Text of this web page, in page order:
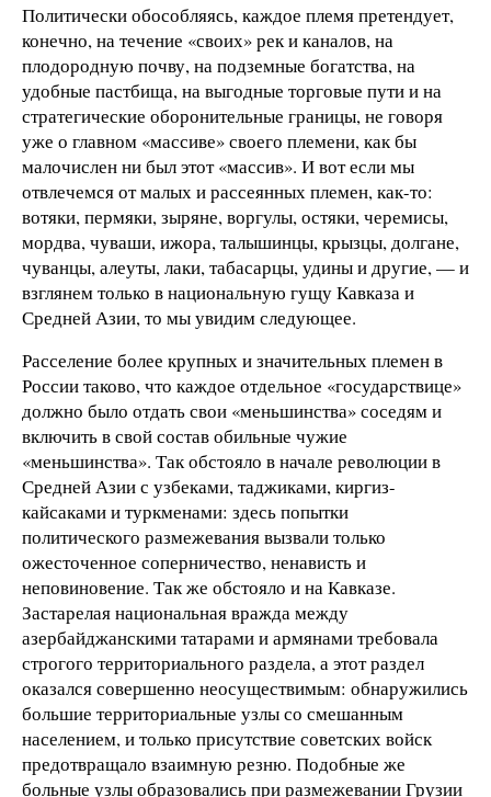
Политически обособляясь, каждое племя претендует,
конечно, на течение «своих» рек и каналов, на
плодородную почву, на подземные богатства, на
удобные пастбища, на выгодные торговые пути и на
стратегические оборонительные границы, не говоря
уже о главном «массиве» своего племени, как бы
малочислен ни был этот «массив». И вот если мы
отвлечемся от малых и рассеянных племен, как-то:
вотяки, пермяки, зыряне, воргулы, остяки, черемисы,
мордва, чуваши, ижора, талышинцы, крызцы, долгане,
чуванцы, алеуты, лаки, табасарцы, удины и другие, — и
взглянем только в национальную гущу Кавказа и
Средней Азии, то мы увидим следующее.
Расселение более крупных и значительных племен в
России таково, что каждое отдельное «государствице»
должно было отдать свои «меньшинства» соседям и
включить в свой состав обильные чужие
«меньшинства». Так обстояло в начале революции в
Средней Азии с узбеками, таджиками, киргиз-
кайсаками и туркменами: здесь попытки
политического размежевания вызвали только
ожесточенное соперничество, ненависть и
неповиновение. Так же обстояло и на Кавказе.
Застарелая национальная вражда между
азербайджанскими татарами и армянами требовала
строгого территориального раздела, а этот раздел
оказался совершенно неосуществимым: обнаружились
большие территориальные узлы со смешанным
населением, и только присутствие советских войск
предотвращало взаимную резню. Подобные же
больные узлы образовались при размежевании Грузии